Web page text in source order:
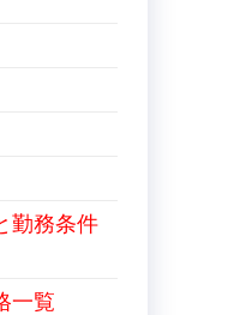
勤務条件
一覧